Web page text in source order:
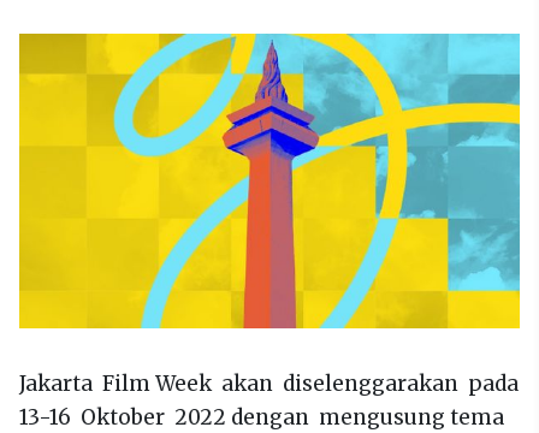
Jakarta Film Week akan diselenggarakan pada
13-16 Oktober 2022 dengan mengusung tema